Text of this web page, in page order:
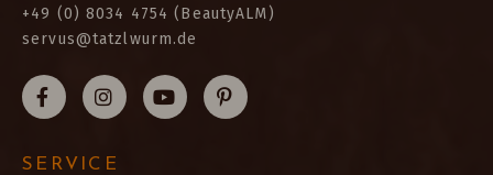
+49 (0) 8034 4754 (BeautyALM)
servus@tatzlwurm.de
SERVICE